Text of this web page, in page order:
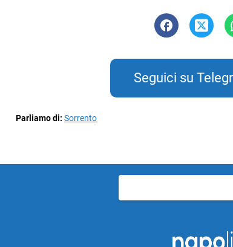
Seguici su
Parliamo di: Sorrento
per: